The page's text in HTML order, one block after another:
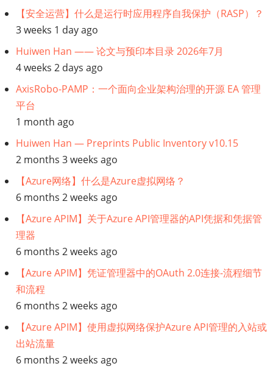
【数
据
债
务】
为
什
么
数
据
债
务
是
你
【安全运营】什么是运行时应用程序自我保护（RASP）？
3 weeks 1 day ago
Huiwen Han —— 论文与预印本目录 2026年7月
4 weeks 2 days ago
AxisRobo-PAMP：一个面向企业架构治理的开源 EA 管理
平台
1 month ago
Huiwen Han — Preprints Public Inventory v10.15
2 months 3 weeks ago
【Azure网络】什么是Azure虚拟网络？
6 months 2 weeks ago
【Azure APIM】关于Azure API管理器的API凭据和凭据管
理器
6 months 2 weeks ago
【Azure APIM】凭证管理器中的OAuth 2.0连接-流程细节
和流程
6 months 2 weeks ago
【Azure APIM】使用虚拟网络保护Azure API管理的入站或
出站流量
6 months 2 weeks ago